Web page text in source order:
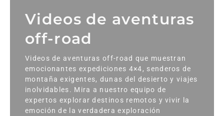
Videos de aventuras
off-road
Videos de aventuras off-road que muestran
emocionantes expediciones 4×4, senderos de
montaña exigentes, dunas del desierto y viajes
inolvidables. Mira a nuestro equipo de
expertos explorar destinos remotos y vivir la
emoción de la verdadera exploración